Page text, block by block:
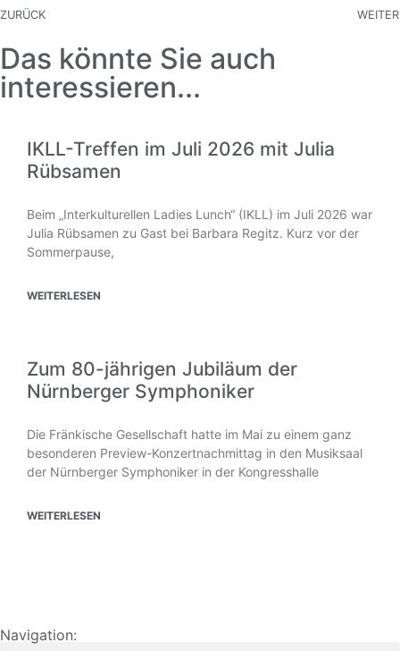
ZURÜCK WEITER
Das könnte Sie auch
interessieren...
IKLL-Treffen im Juli 2026 mit Julia
Rübsamen
Beim „Interkulturellen Ladies Lunch“ (IKLL) im Juli 2026 war
Julia Rübsamen zu Gast bei Barbara Regitz. Kurz vor der
Sommerpause,
WEITERLESEN
Zum 80-jährigen Jubiläum der
Nürnberger Symphoniker
Die Fränkische Gesellschaft hatte im Mai zu einem ganz
besonderen Preview-Konzertnachmittag in den Musiksaal
der Nürnberger Symphoniker in der Kongresshalle
WEITERLESEN
Navigation: